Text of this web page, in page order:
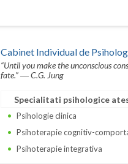
Cabinet Individual de
“Until you make the unconscious
fate.” ― C.G. Jung
Specialitati psihologice
Psihologie clinica
Psihoterapie cognitiv-
Psihoterapie integrativa